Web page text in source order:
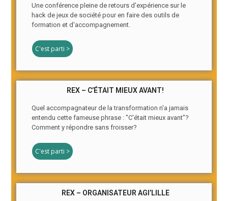
Une conférence pleine de retours d'expérience sur le
hack de jeux de société pour en faire des outils de
formation et d'accompagnement.
C'est parti >
REX – C’ÉTAIT MIEUX AVANT!
Quel accompagnateur de la transformation n'a jamais
entendu cette fameuse phrase : "C'était mieux avant"?
Comment y répondre sans froisser?
C'est parti >
REX – ORGANISATEUR AGI’LILLE